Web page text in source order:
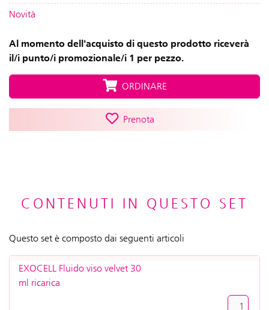
Novità
Al momento dell'acquisto di questo prodotto riceverà
il/i punto/i promozionale/i 1 per pezzo.
ORDINARE
Prenota
CONTENUTI IN QUESTO SET
Questo set è composto dai seguenti articoli
EXOCELL Fluido viso velvet 30
ml ricarica